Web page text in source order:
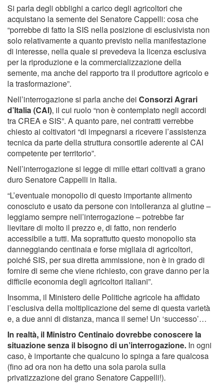
Si parla degli obblighi a carico degli agricoltori che
acquistano la semente del Senatore Cappelli: cosa che
“porrebbe di fatto la SIS nella posizione di esclusivista non
solo relativamente a quanto previsto nella manifestazione
di interesse, nella quale si prevedeva la licenza esclusiva
per la riproduzione e la commercializzazione della
semente, ma anche del rapporto tra il produttore agricolo e
la trasformazione”.
Nell’interrogazione si parla anche dei Consorzi Agrari
d’Italia (CAI), il cui ruolo “non è contemplato negli accordi
tra CREA e SIS”. A quanto pare, nei contratti verrebbe
chiesto ai coltivatori “di impegnarsi a ricevere l’assistenza
tecnica da parte della struttura consortile aderente al CAI
competente per territorio”.
Nell’interrogazione si legge di mille ettari coltivati a grano
duro Senatore Cappelli in Italia.
“L’eventuale monopolio di questo importante alimento
conosciuto e usato da persone con intolleranza al glutine –
leggiamo sempre nell’interrogazione – potrebbe far
lievitare di molto il prezzo e, di fatto, non renderlo
accessibile a tutti. Ma soprattutto questo monopolio sta
danneggiando centinaia e forse migliaia di agricoltori,
poiché SIS, per sua diretta ammissione, non è in grado di
fornire di seme che viene richiesto, con grave danno per la
difficile economia degli agricoltori italiani”.
Insomma, il Ministero delle Politiche agricole ha affidato
l’esclusiva della moltiplicazione del seme di questa varietà
e, a due anni di distanza, manca il seme! Un ‘successo’…
In realtà, il Ministro Centinaio dovrebbe conoscere la
situazione senza il bisogno di un’interrogazione. In ogni
caso, è importante che qualcuno lo spinga a fare qualcosa
(fino ad ora non ha detto una sola parola sulla
privatizzazione del grano Senatore Cappelli!).